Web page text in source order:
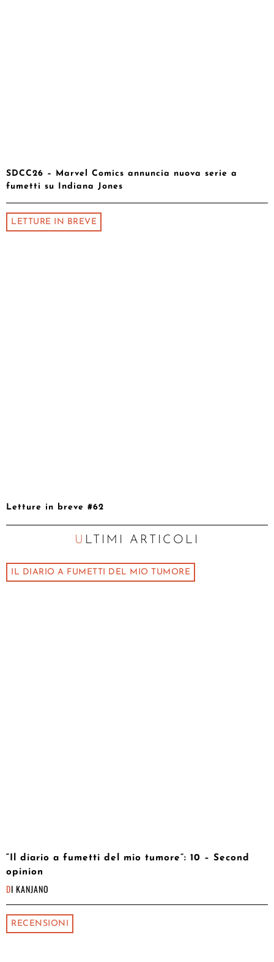
SDCC26 – Marvel Comics annuncia nuova serie a
fumetti su Indiana Jones
LETTURE IN BREVE
Letture in breve #62
ULTIMI ARTICOLI
IL DIARIO A FUMETTI DEL MIO TUMORE
“Il diario a fumetti del mio tumore”: 10 – Second
opinion
DI KANJANO
RECENSIONI